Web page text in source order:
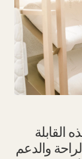
القابلة
والدعم